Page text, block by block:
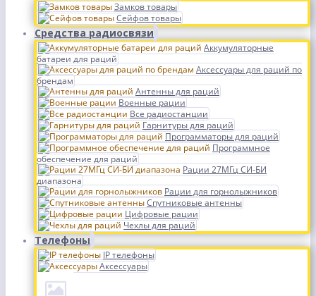
Замков товары
Сейфов товары
Средства радиосвязи
Аккумуляторные
батареи для раций
Аксессуары для раций по
брендам
Антенны для раций
Военные рации
Все радиостанции
Гарнитуры для раций
Программаторы для раций
Программное
обеспечение для раций
Рации 27МГц СИ-БИ
диапазона
Рации для горнолыжников
Спутниковые антенны
Цифровые рации
Чехлы для раций
Телефоны
IP телефоны
Аксессуары